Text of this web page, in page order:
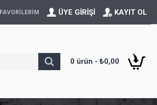
FAVORILERIM ÜYE GIRIŞI KAYIT OL
0 ürün - ₺0,00